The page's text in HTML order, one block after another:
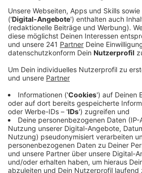
vom Deutschen Fußballbund
zeichnete den Verein aus
eine Fußball-AG für geflüchtete
gerufen hatte.
Veröffentlicht:Montag, 14.10.2024
DFB: "beeindruckendes
Selbstlosigkeit"
Anzeige